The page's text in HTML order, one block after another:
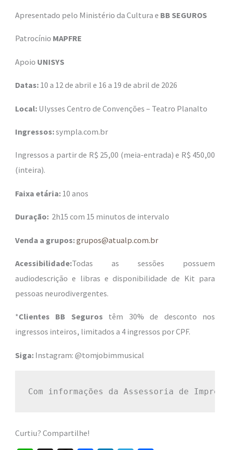
Apresentado pelo Ministério da Cultura e BB SEGUROS
Patrocínio MAPFRE
Apoio UNISYS
Datas: 10 a 12 de abril e 16 a 19 de abril de 2026
Local: Ulysses Centro de Convenções – Teatro Planalto
Ingressos:sympla.com.br
Ingressos a partir de R$ 25,00 (meia-entrada) e R$ 450,00
(inteira).
Faixa etária: 10 anos
Duração: 2h15 com 15 minutos de intervalo
Venda a grupos:grupos@atualp.com.br
Acessibilidade:Todas as sessões possuem
audiodescrição e libras e disponibilidade de Kit para
pessoas neurodivergentes.
*Clientes BB Seguros têm 30% de desconto nos
ingressos inteiros, limitados a 4 ingressos por CPF.
Siga: Instagram: @tomjobimmusical
Com informações da Assessoria de
Curtiu? Compartilhe!